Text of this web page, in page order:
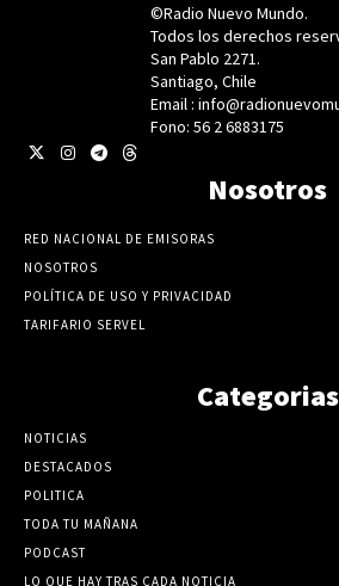
©Radio Nuevo Mundo.
Todos los derechos
San Pablo 2271.
Santiago, Chile
Email :
Fono: 56 2 6883175
Nosotros
RED NACIONAL DE EMISORAS
NOSOTROS
POLÍTICA DE USO Y PRIVACIDAD
TARIFARIO SERVEL
Categorias
NOTICIAS
DESTACADOS
POLITICA
TODA TU MAÑANA
PODCAST
LO QUE HAY TRAS CADA NOTICIA